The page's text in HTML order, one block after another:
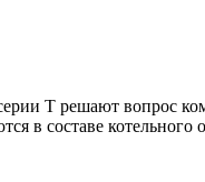
T решают вопрос
в составе